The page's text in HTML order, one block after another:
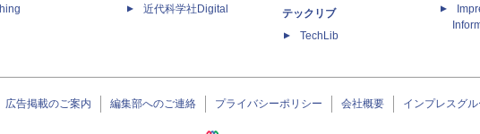
近代科学社Digital
テックリブ
TechLib
広告掲載のご案内 編集部へのご連絡 プライバシーポリシー 会社概要 インプレスグ